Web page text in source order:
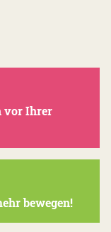
vor Ihrer
bewegen!